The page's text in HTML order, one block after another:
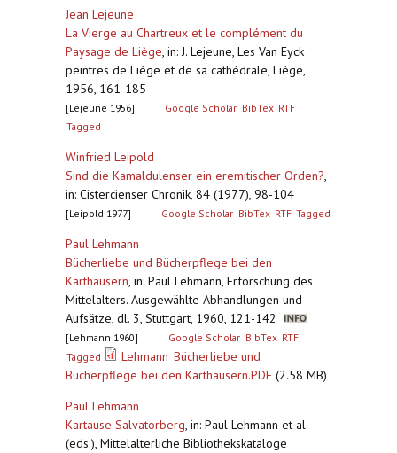
Jean Lejeune
La Vierge au Chartreux et le complément du
Paysage de Liège, in: J. Lejeune, Les Van Eyck
peintres de Liège et de sa cathédrale, Liège,
1956, 161-185
[Lejeune 1956] Google Scholar BibTex RTF
Tagged
Winfried Leipold
Sind die Kamaldulenser ein eremitischer Orden?,
in: Cistercienser Chronik, 84 (1977), 98-104
[Leipold 1977] Google Scholar BibTex RTF Tagged
Paul Lehmann
Bücherliebe und Bücherpflege bei den
Karthäusern, in: Paul Lehmann, Erforschung des
Mittelalters. Ausgewählte Abhandlungen und
Aufsätze, dl. 3, Stuttgart, 1960, 121-142
[Lehmann 1960] Google Scholar BibTex RTF
Tagged
Lehmann_Bücherliebe und
Bücherpflege bei den Karthäusern.PDF (2.58 MB)
Paul Lehmann
Kartause Salvatorberg, in: Paul Lehmann et al.
(eds.), Mittelalterliche Bibliothekskataloge